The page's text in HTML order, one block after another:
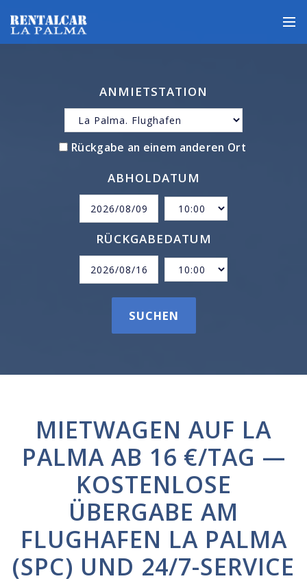
ANMIETSTATION
Rückgabe an einem anderen Ort
ABHOLDATUM
RÜCKGABEDATUM
SUCHEN
MIETWAGEN AUF LA
PALMA AB 16 €/TAG —
KOSTENLOSE
ÜBERGABE AM
FLUGHAFEN LA PALMA
(SPC) UND 24/7-SERVICE